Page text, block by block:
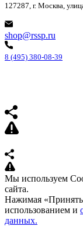
127287, г. Москва,
shop@rssp.ru
8 (495) 380-08-39
Мы используем
сайта.
Нажимая
использованием и
данных.